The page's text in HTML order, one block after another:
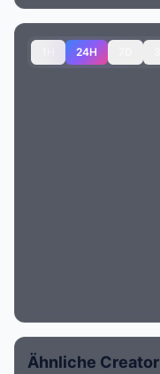
24H
Ähnliche Creator